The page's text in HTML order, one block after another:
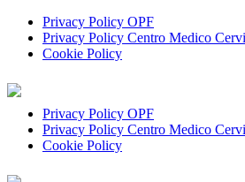
Privacy Policy OPF
Privacy Policy Centro Medico
Cookie Policy
Privacy Policy OPF
Privacy Policy Centro Medico
Cookie Policy